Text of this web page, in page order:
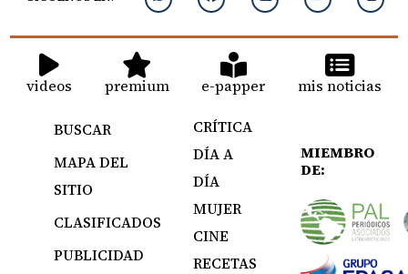
videos premium e-papper mis noticias
BUSCAR
MAPA DEL
SITIO
CLASIFICADOS
PUBLICIDAD
CRÍTICA
DÍA A
DÍA
MUJER
CINE
RECETAS
MIEMBRO
DE: